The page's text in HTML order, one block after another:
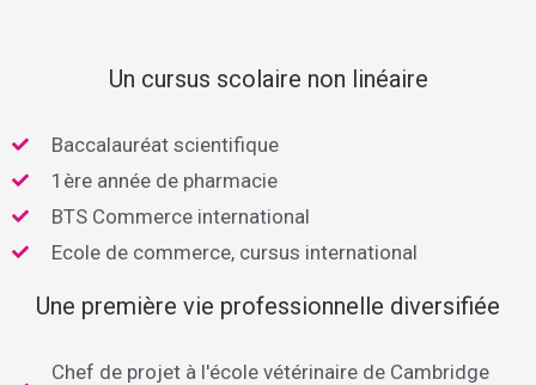
Un cursus scolaire non linéaire
Baccalauréat scientifique
1ère année de pharmacie
BTS Commerce international
Ecole de commerce, cursus international
Une première vie professionnelle diversifiée
Chef de projet à l'école vétérinaire de Cambridge